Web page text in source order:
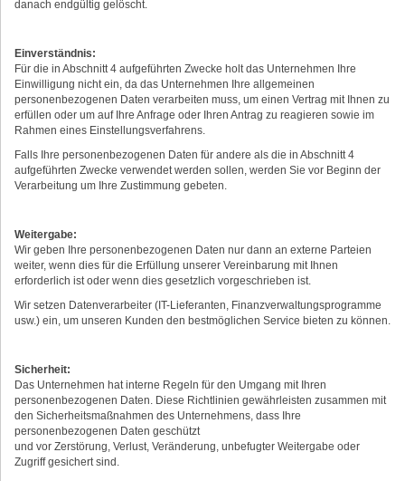
danach endgültig gelöscht.
Einverständnis:
Für die in Abschnitt 4 aufgeführten Zwecke holt das Unternehmen Ihre
Einwilligung nicht ein, da das Unternehmen Ihre allgemeinen
personenbezogenen Daten verarbeiten muss, um einen Vertrag mit Ihnen zu
erfüllen oder um auf Ihre Anfrage oder Ihren Antrag zu reagieren sowie im
Rahmen eines Einstellungsverfahrens.
Falls Ihre personenbezogenen Daten für andere als die in Abschnitt 4
aufgeführten Zwecke verwendet werden sollen, werden Sie vor Beginn der
Verarbeitung um Ihre Zustimmung gebeten.
Weitergabe:
Wir geben Ihre personenbezogenen Daten nur dann an externe Parteien
weiter, wenn dies für die Erfüllung unserer Vereinbarung mit Ihnen
erforderlich ist oder wenn dies gesetzlich vorgeschrieben ist.
Wir setzen Datenverarbeiter (IT-Lieferanten, Finanzverwaltungsprogramme
usw.) ein, um unseren Kunden den bestmöglichen Service bieten zu können.
Sicherheit:
Das Unternehmen hat interne Regeln für den Umgang mit Ihren
personenbezogenen Daten. Diese Richtlinien gewährleisten zusammen mit
den Sicherheitsmaßnahmen des Unternehmens, dass Ihre
personenbezogenen Daten geschützt
und vor Zerstörung, Verlust, Veränderung, unbefugter Weitergabe oder
Zugriff gesichert sind.